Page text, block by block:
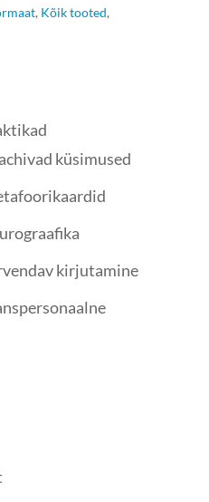
, Kõik tooted,
küsimused
kirjutamine